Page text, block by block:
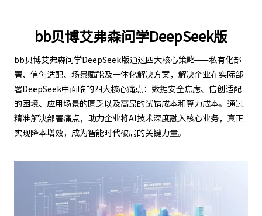
bb贝博艾弗森问学DeepSeek版
bb贝博艾弗森问学DeepSeek版通过四大核心策略——私有化部
署、信创适配、场景赋能及一体化解决方案，解决企业在实际部
署DeepSeek中面临的四大核心痛点：数据安全焦虑、信创适配
的困境、应用场景的匮乏以及高昂的试错成本和算力成本。通过
精准解决部署痛点，助力企业将AI技术深度融入核心业务，真正
实现降本增效，成为智能时代破局的关键力量。